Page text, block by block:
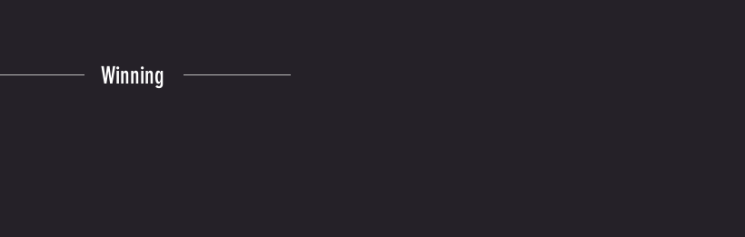
Winning